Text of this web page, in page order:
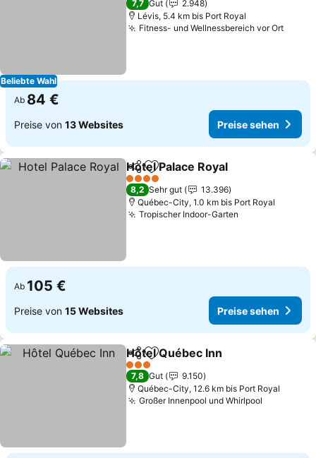
Beliebte Wahl
7,7 Gut
2.948
Lévis, 5.4 km bis Port Royal
Fitness- und Wellnessbereich vor Ort
Ab 84 €
Preise von 13 Websites Preise sehen
TeilenZu Favoriten hinzufügen
Hotel Palace Royal
4 Sterne
8,2 Sehr gut
13.396
Québec-City, 1.0 km bis Port Royal
Tropischer Indoor-Garten
Ab 105 €
Preise von 15 Websites Preise sehen
TeilenZu Favoriten hinzufügen
Hôtel Québec Inn
3 Sterne
7,8 Gut
9.150
Québec-City, 12.6 km bis Port Royal
Großer Innenpool und Whirlpool